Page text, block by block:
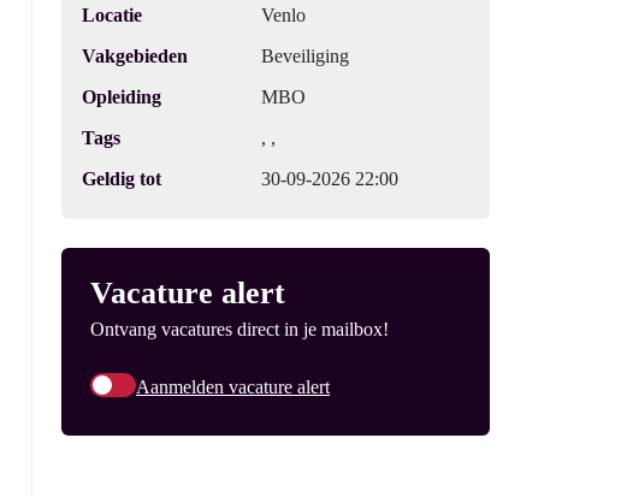
Locatie
Venlo
Vakgebieden
Beveiliging
Opleiding
MBO
Tags
, ,
Geldig tot
30-09-2026 22:00
Vacature alert
Ontvang vacatures direct in je mailbox!
Aanmelden vacature alert